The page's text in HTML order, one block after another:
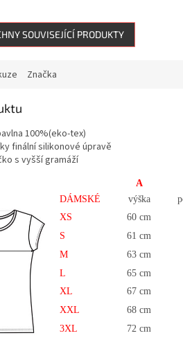
SOUVISEJÍCÍ PRODUKTY
Značka
100%(eko-tex)
finální silikonové úpravě
s vyšší gramáží
A
DÁMSKÉ
výška
XS
60 cm
S
61 cm
M
63 cm
L
65 cm
XL
67 cm
XXL
68 cm
3XL
72 cm